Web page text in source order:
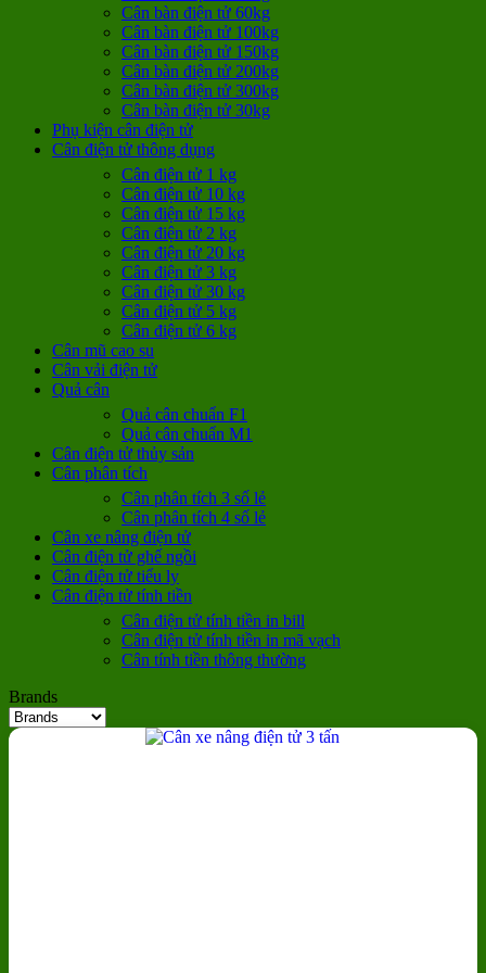
Cân bàn điện tử 60kg
Cân bàn điện tử 100kg
Cân bàn điện tử 150kg
Cân bàn điện tử 200kg
Cân bàn điện tử 300kg
Cân bàn điện tử 30kg
Phụ kiện cân điện tử
Cân điện tử thông dụng
Cân điện tử 1 kg
Cân điện tử 10 kg
Cân điện tử 15 kg
Cân điện tử 2 kg
Cân điện tử 20 kg
Cân điện tử 3 kg
Cân điện tử 30 kg
Cân điện tử 5 kg
Cân điện tử 6 kg
Cân mũ cao su
Cân vải điện tử
Quả cân
Quả cân chuẩn F1
Quả cân chuẩn M1
Cân điện tử thủy sản
Cân phân tích
Cân phân tích 3 số lẻ
Cân phân tích 4 số lẻ
Cân xe nâng điện tử
Cân điện tử ghế ngồi
Cân điện tử tiểu ly
Cân điện tử tính tiền
Cân điện tử tính tiền in bill
Cân điện tử tính tiền in mã vạch
Cân tính tiền thông thường
Brands